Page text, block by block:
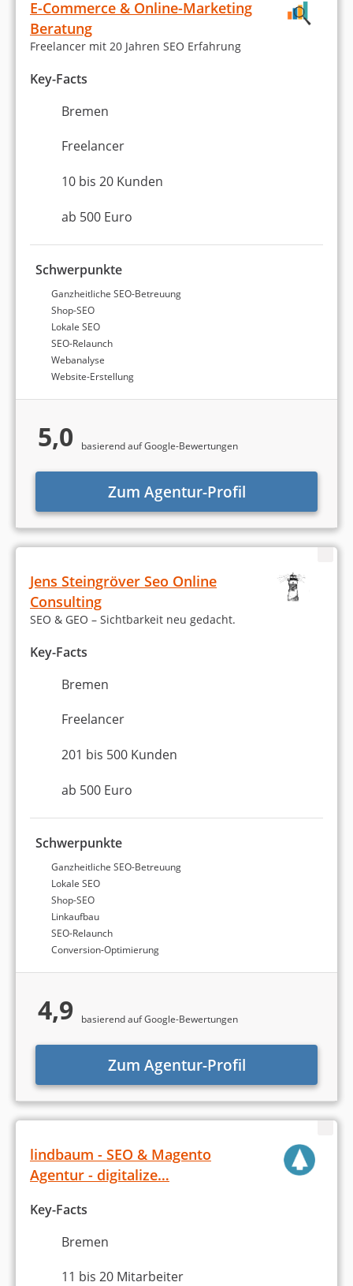
E-Commerce & Online-Marketing
Beratung
Freelancer mit 20 Jahren SEO Erfahrung
Key-Facts
Bremen
Freelancer
10 bis 20 Kunden
ab 500 Euro
Schwerpunkte
Ganzheitliche SEO-Betreuung
Shop-SEO
Lokale SEO
SEO-Relaunch
Webanalyse
Website-Erstellung
5,0 basierend auf Google-Bewertungen
Zum Agentur-Profil
Jens Steingröver Seo Online
Consulting
SEO & GEO – Sichtbarkeit neu gedacht.
Key-Facts
Bremen
Freelancer
201 bis 500 Kunden
ab 500 Euro
Schwerpunkte
Ganzheitliche SEO-Betreuung
Lokale SEO
Shop-SEO
Linkaufbau
SEO-Relaunch
Conversion-Optimierung
4,9 basierend auf Google-Bewertungen
Zum Agentur-Profil
lindbaum - SEO & Magento
Agentur - digitalize…
Key-Facts
Bremen
11 bis 20 Mitarbeiter